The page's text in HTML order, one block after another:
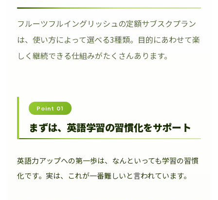
フルーツフルイングリッシュの定額サブスクプラン
は、使い方によって選べる3種類。目的にあわせて楽
しく継続できる仕組みがたくさんあります。
Point 01
まずは、英語学習の習慣化をサポート
英語力アップへの第一歩は、なんといっても学習の習慣
化です。実は、これが一番難しいと言われています。